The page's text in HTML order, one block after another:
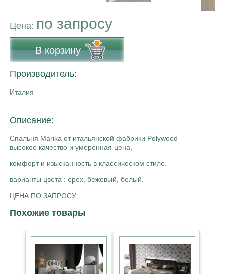
Цена: по запросу
В корзину
Производитель:
Италия
Описание:
Спальня Marika от итальянской фабрики Polywood —
высокое качество и умеренная цена,
комфорт и изысканность в классическом стиле.
варианты цвета : орех, бежевый, белый.
ЦЕНА ПО ЗАПРОСУ
Похожие товары